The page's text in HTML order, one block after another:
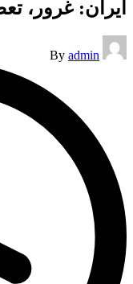
ایران: غرور،
Posted
by
By admin